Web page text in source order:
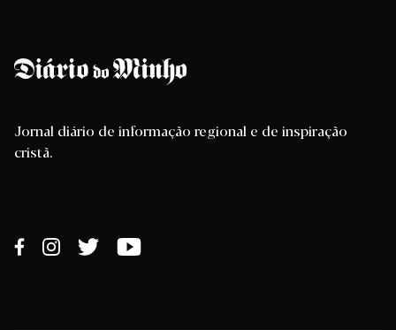
Jornal diário de informação regional e de inspiração
cristã.